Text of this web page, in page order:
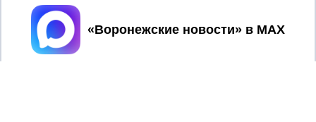
Принять